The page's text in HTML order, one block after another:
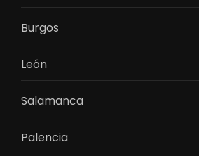
Burgos
León
Salamanca
Palencia